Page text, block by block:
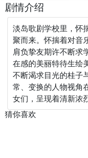
剧情介绍
淡岛歌剧学校里，怀
聚而来。怀揣着对音
肩负挚友期许不断求
在感的美丽特待生绘
不断渴求目光的桂
常、变换的人物视角
女们，呈现着清新浓
猜你喜欢